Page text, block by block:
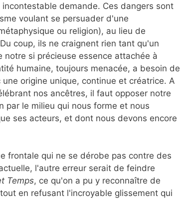
demande. Ces dangers sont
voulant se persuader d'une
ou religion), au lieu de
coup, ils ne craignent rien tant qu'un
si précieuse essence attachée à
humaine, toujours menacée, a besoin de
origine unique, continue et créatrice. A
nos ancêtres, il faut opposer notre
par le milieu qui nous forme et nous
ses acteurs, et dont nous devons encore
frontale qui ne se dérobe pas contre des
l'autre erreur serait de feindre
Temps, ce qu'on a pu y reconnaître de
en refusant l'incroyable glissement qui